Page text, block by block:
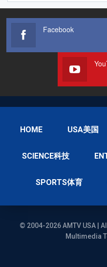
Facebook
HOME USA美国
SCIENCE科技
SPORTS体育
© 2004-2026 AMTV USA |
Multimedia